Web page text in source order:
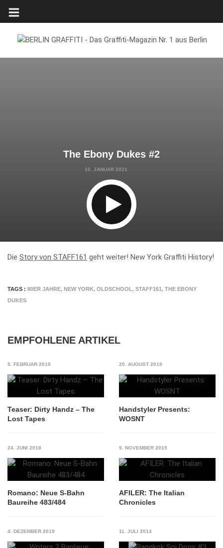
The Ebony Dukes #2
10. JANUAR 2021
Die Story von STAFF161 geht weiter! New York Graffiti History!
TAGS : 80ER JAHRE, NEW YORK, OLDSCHOOL , STAFF161, THE EBONY
DUKES
EMPFOHLENE ARTIKEL
5. FEBRUAR 2010
Teaser: Dirty Handz – The
Lost Tapes
20. AUGUST 2019
Handstyler Presents:
WOSNT
24. JUNI 2018
Romano: Neue S-Bahn
Baureihe 483/484
5. NOVEMBER 2015
AFILER: The Italian
Chronicles
4. DEZEMBER 2019 11. JULI 2014